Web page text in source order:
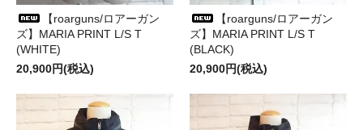
【roarguns/ロアーガン
ズ】MARIA PRINT L/S T
(WHITE)
20,900円(税込)
【roarguns/ロアーガン
ズ】MARIA PRINT L/S T
(BLACK)
20,900円(税込)